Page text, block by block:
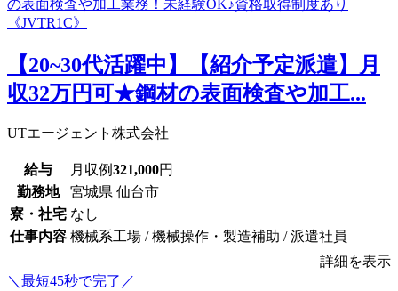
【20~30代活躍中】【紹介予定派遣】月
収32万円可★鋼材の表面検査や加工...
UTエージェント株式会社
給与 月収例321,000円
勤務地
宮城県 仙台市
寮・社宅 なし
仕事内容 機械系工場 / 機械操作・製造補助 / 派遣社員
詳細を表示
＼最短45秒で完了／